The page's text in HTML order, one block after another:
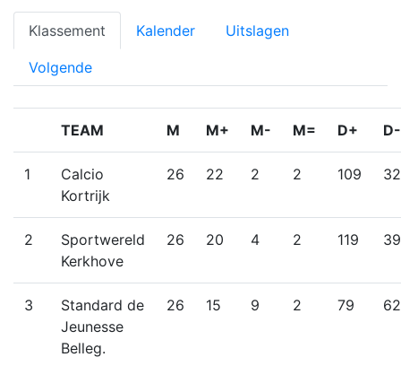
Klassement Kalender Uitslagen
Volgende
TEAM M M+ M- M= D+ D-
1
Calcio
Kortrijk
26 22 2 2 109 32
2
Sportwereld
Kerkhove
26 20 4 2 119 39
3
Standard de
Jeunesse
Belleg.
26 15 9 2 79 62